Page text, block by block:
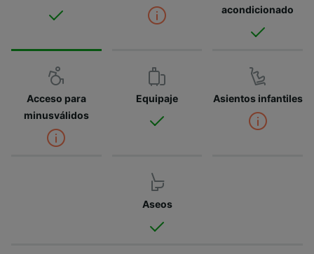
acondicionado
Acceso para
minusválidos
Equipaje Asientos infantiles
Aseos